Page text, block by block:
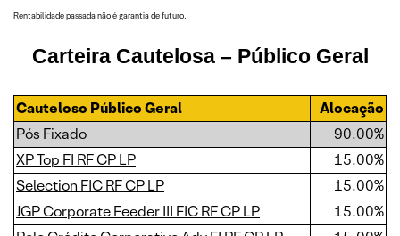
Rentabilidade passada não é garantia de futuro.
Carteira Cautelosa – Público Geral
Cauteloso Público Geral
Alocação
Pós Fixado
90.00%
XP Top FI RF CP LP
15.00%
Selection FIC RF CP LP
15.00%
JGP Corporate Feeder III FIC RF CP LP
15.00%